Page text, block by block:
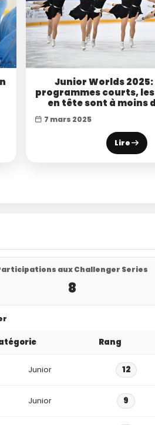
Junior Worlds 2025:
programmes courts,
en tête sont à moins
7 mars 2025
Lire
aux Challenger Series
8
Rang
Junior 12
Junior 9